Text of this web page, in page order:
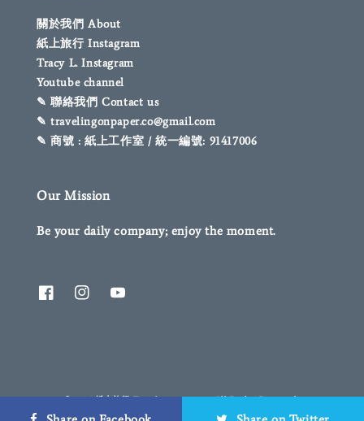
關於我們 About
紙上旅行 Instagram
Tracy L. Instagram
Youtube channel
✎ 聯絡我們 Contact us
✎ travelingonpaper.co@gmail.com
✎ 商號 : 紙上工作室 / 統一編號: 91417006
Our Mission
Be your daily company; enjoy the moment.
© 2026 紙上旅行 Traveling on paper. All Rights Reserved.